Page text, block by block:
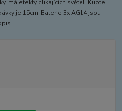
má efekty blikajících světel. Kupte
je 15cm. Baterie 3x AG14 jsou